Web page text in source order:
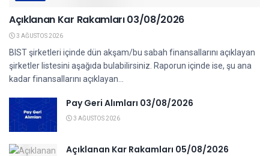
Açıklanan Kar Rakamları 03/08/2026
3 AĞUSTOS 2026
BIST şirketleri içinde dün akşam/bu sabah finansallarını açıklayan
şirketler listesini aşağıda bulabilirsiniz. Raporun içinde ise, şu ana
kadar finansallarını açıklayan...
Pay Geri Alımları 03/08/2026
3 AĞUSTOS 2026
Açıklanan Kar Rakamları 05/08/2026